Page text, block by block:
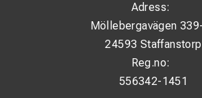
Adress:
Möllebergavägen
24593 Staffanstorp
Reg.no:
556342-1451